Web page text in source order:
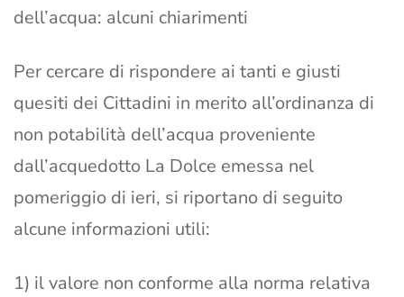
dell’acqua: alcuni chiarimenti
Per cercare di rispondere ai tanti e giusti
quesiti dei Cittadini in merito all’ordinanza di
non potabilità dell’acqua proveniente
dall’acquedotto La Dolce emessa nel
pomeriggio di ieri, si riportano di seguito
alcune informazioni utili:
1) il valore non conforme alla norma relativa